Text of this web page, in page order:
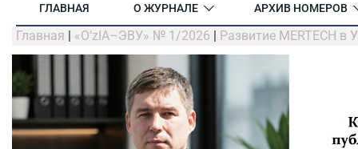
ГЛАВНАЯ О ЖУРНАЛЕ АРХИВ НОМЕРОВ
Главная | «O‘zIA–ЭВУ» № 1/2026 | Развитие MERTECH в